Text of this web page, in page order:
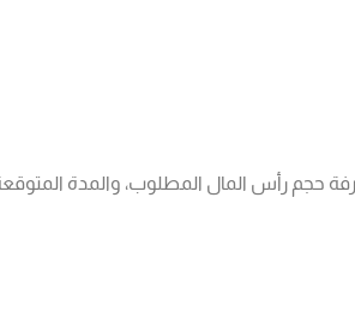
حجم رأس المال المطلوب، والمدة المتوقعة